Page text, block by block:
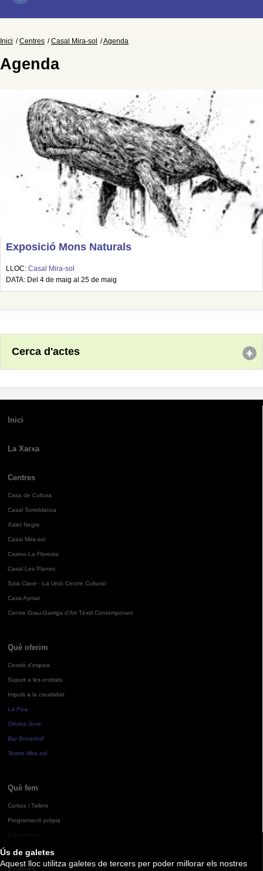
Ús de galetes
Aquest lloc utilitza galetes de tercers per poder millorar els nostres
Inici Centres Casal Mira-sol Agenda
Agenda
Exposició Mons Naturals
LLOC: Casal Mira-sol
DATA: Del 4 de maig al 25 de maig
Cerca d'actes
Inici
La Xarxa
Centres
Casa de Cultura
Casal Torreblanca
Xalet Negre
Casal Mira-sol
Casino La Floresta
Casal Les Planes
Sala Clavé - La Unió Centre Cultural
Casa Aymat
Centre Grau-Garriga d'Art Tèxtil Contemporani
Què oferim
Cessió d'espais
Suport a les entitats
Impuls a la creativitat
La Pua
Oficina Jove
Bar Bocamoll
Teatre Mira-sol
Què fem
Cursos i Tallers
Programació pròpia